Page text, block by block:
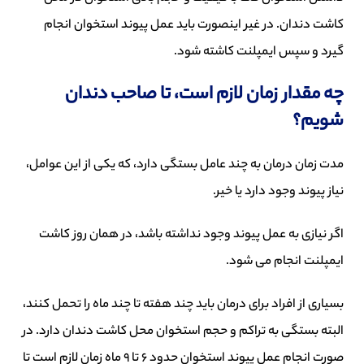
کاشت دندان. در غیر اینصورت باید عمل پیوند استخوان انجام
گیرد و سپس ایمپلنت کاشته شود.
چه مقدار زمان لازم است، تا صاحب دندان
شویم؟
مدت زمان درمان به چند عامل بستگی دارد، که یکی از این عوامل،
نیاز پیوند وجود دارد یا خیر.
اگر نیازی به عمل پیوند وجود نداشته باشد، در همان روز کاشت
ایمپلنت انجام می شود.
بسیاری از افراد برای درمان باید چند هفته تا چند ماه را تحمل کنند،
البته بستگی به تراکم و حجم استخوان محل کاشت دندان دارد. در
صورت انجام عمل پیوند استخوان حدود 6 تا 9 ماه زمان لازم است تا